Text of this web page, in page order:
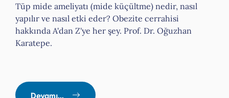
Tüp mide ameliyatı (mide küçültme) nedir, nasıl
yapılır ve nasıl etki eder? Obezite cerrahisi
hakkında A'dan Z'ye her şey. Prof. Dr. Oğuzhan
Karatepe.
Devamı...